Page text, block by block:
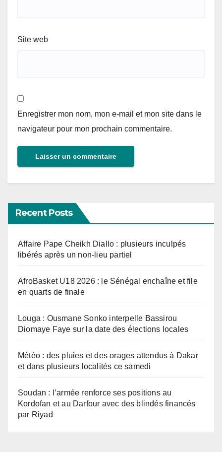
Site web
Enregistrer mon nom, mon e-mail et mon site dans le
navigateur pour mon prochain commentaire.
Recent Posts
Affaire Pape Cheikh Diallo : plusieurs inculpés
libérés après un non-lieu partiel
AfroBasket U18 2026 : le Sénégal enchaîne et file
en quarts de finale
Louga : Ousmane Sonko interpelle Bassirou
Diomaye Faye sur la date des élections locales
Météo : des pluies et des orages attendus à Dakar
et dans plusieurs localités ce samedi
Soudan : l’armée renforce ses positions au
Kordofan et au Darfour avec des blindés financés
par Riyad